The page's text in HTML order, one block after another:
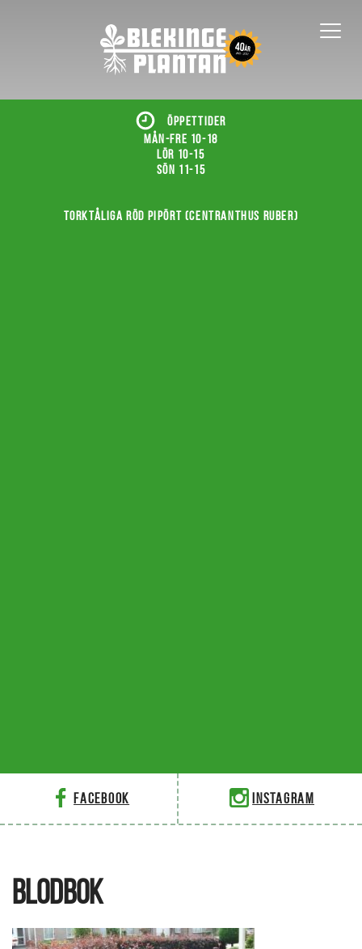
ÖPPETTIDER
Mån-fre 10-18
Lör 10-15
Sön 11-15
Torktåliga röd pipört (Centranthus ruber)
Facebook Instagram
BLODBOK